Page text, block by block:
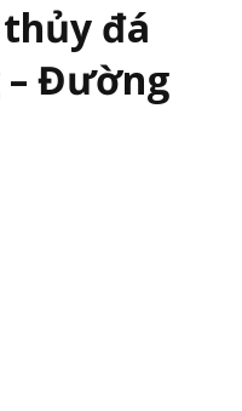
đá
– Đường